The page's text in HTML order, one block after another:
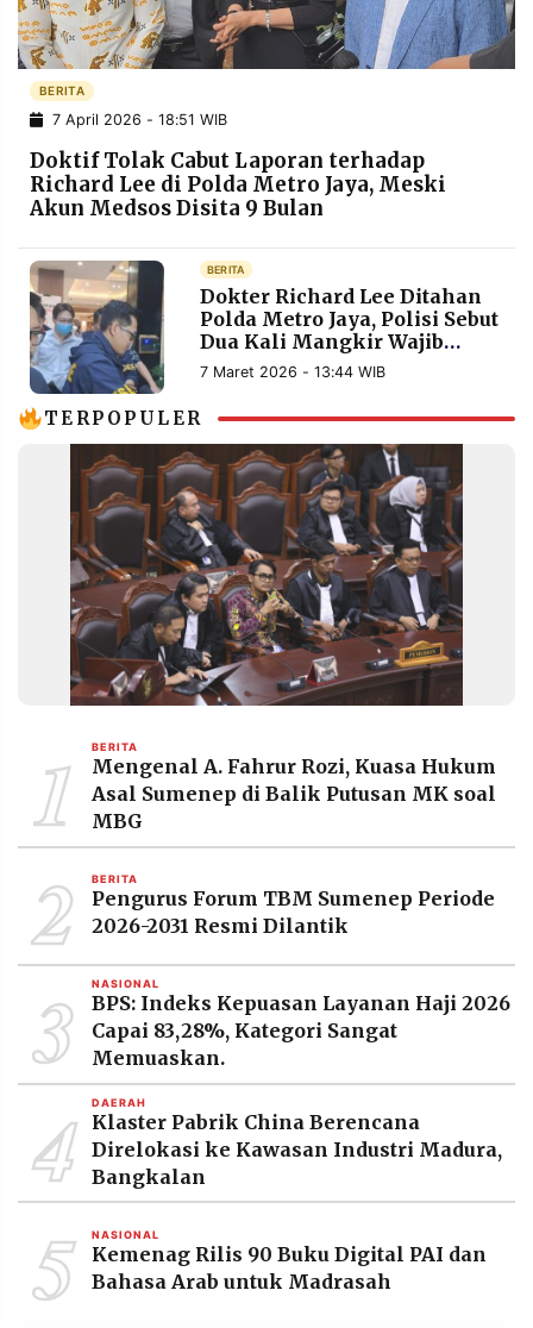
POLICY WARGA
INFORMASI
IKLAN
KIRIM
PENGADUAN TERM
OF
SERVICE
IKUTI
KAMI
RESOLUSI
MEDIA
PRAMUDITA
Resolusi.co
RESOLUSI
MEDIA
PRAMUDITA
BERITA
7 April 2026 - 18:51 WIB
Doktif Tolak Cabut Laporan terhadap
Richard Lee di Polda Metro Jaya, Meski
Akun Medsos Disita 9 Bulan
BERITA
Dokter Richard Lee Ditahan
Polda Metro Jaya, Polisi Sebut
Dua Kali Mangkir Wajib
Lapor dan Absen saat
7 Maret 2026 - 13:44 WIB
TERPOPULER
1 BERITA
Mengenal A. Fahrur Rozi, Kuasa Hukum
Asal Sumenep di Balik Putusan MK soal
MBG
2 BERITA
Pengurus Forum TBM Sumenep Periode
2026-2031 Resmi Dilantik
3 NASIONAL
BPS: Indeks Kepuasan Layanan Haji 2026
Capai 83,28%, Kategori Sangat
Memuaskan.
4 DAERAH
Klaster Pabrik China Berencana
Direlokasi ke Kawasan Industri Madura,
Bangkalan
5 NASIONAL
Kemenag Rilis 90 Buku Digital PAI dan
Bahasa Arab untuk Madrasah